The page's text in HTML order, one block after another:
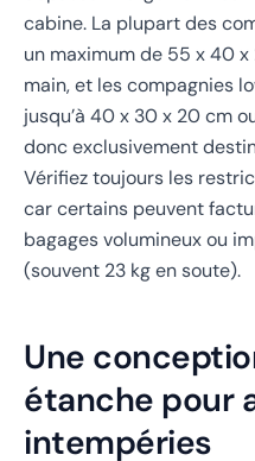
cabine. La plupart des
un maximum de 55 x 40
main, et les compagnies
jusqu’à 40 x 30 x 20 cm
donc exclusivement
Vérifiez toujours les
car certains peuvent
bagages volumineux ou
(souvent 23 kg en soute).
Une
étanche pour
intempéries